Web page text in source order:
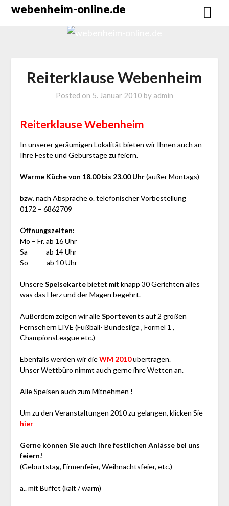
Skipwebenheim-online.de
Reiterklause Webenheim
Posted on 5. Januar 2010 by admin
Reiterklause Webenheim
In unserer geräumigen Lokalität bieten wir Ihnen auch an
Ihre Feste und Geburstage zu feiern.
Warme Küche von 18.00 bis 23.00 Uhr(außer Montags)
bzw. nach Absprache o. telefonischer Vorbestellung
0172 – 6862709
Öffnungszeiten:
Mo – Fr. ab 16 Uhr
Sa ab 14 Uhr
So ab 10 Uhr
UnsereSpeisekartebietet mit knapp 30 Gerichten alles
was das Herz und der Magen begehrt.
Außerdem zeigen wir alleSportevents auf 2 großen
Fernsehern LIVE (Fußball- Bundesliga , Formel 1 ,
ChampionsLeague etc.)
Ebenfalls werden wir dieWM 2010übertragen.
Unser Wettbüro nimmt auch gerne ihre Wetten an.
Alle Speisen auch zum Mitnehmen !
Um zu den Veranstaltungen 2010 zu gelangen, klicken Sie
hier
Gerne können Sie auch Ihre festlichen Anlässe bei uns
feiern!
(Geburtstag, Firmenfeier, Weihnachtsfeier, etc.)
a.. mit Buffet (kalt / warm)